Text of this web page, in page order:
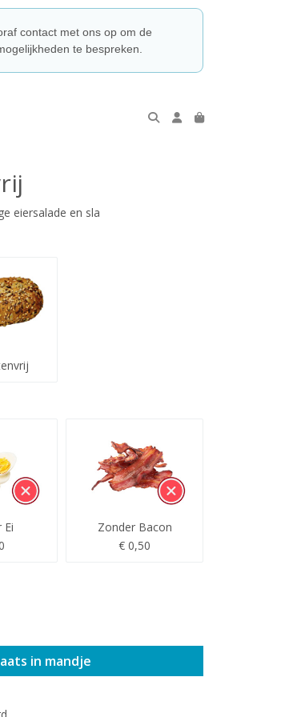
contact met ons op om de
te bespreken.
eiersalade en sla
Ei
Zonder Bacon
€ 0,50
in mandje